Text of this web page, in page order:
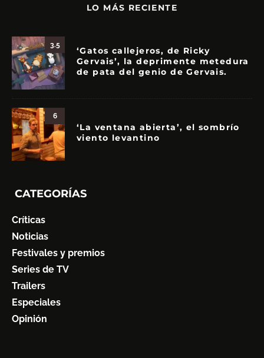
LO MÁS RECIENTE
3.5
‘Gatos callejeros, de Ricky
Gervais’, la deprimente metedura
de pata del genio de Gervais.
6
‘La ventana abierta’, el sombrío
viento levantino
CATEGORÍAS
Críticas
Noticias
Festivales y premios
Series de TV
Trailers
Especiales
Opinión